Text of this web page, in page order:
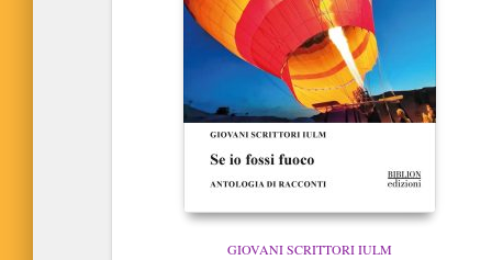
GIOVANI SCRITTORI IULM